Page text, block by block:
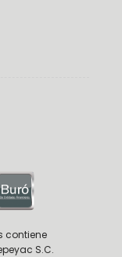
contiene
S.C.